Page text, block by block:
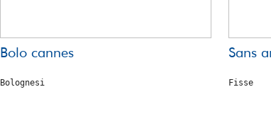
Bolo cannes
Bolognesi
Sans
Fisse